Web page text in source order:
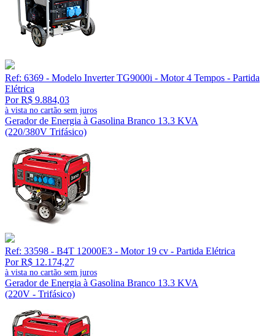
Ref: 6369 - Modelo Inverter TG9000i - Motor 4 Tempos - Partida
Elétrica
Por R$ 9.884,03
à vista no cartão sem juros
Gerador de Energia à Gasolina Branco 13.3 KVA
(220/380V Trifásico)
Ref: 33598 - B4T 12000E3 - Motor 19 cv - Partida Elétrica
Por R$ 12.174,27
à vista no cartão sem juros
Gerador de Energia à Gasolina Branco 13.3 KVA
(220V - Trifásico)